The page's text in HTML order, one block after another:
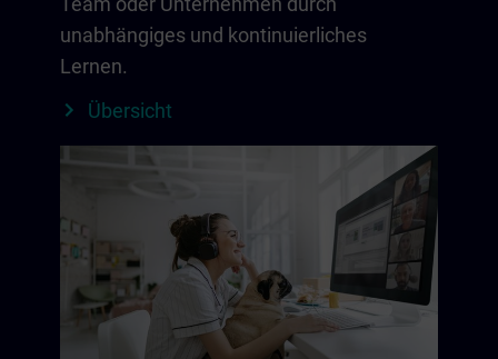
unabhängiges und kontinuierliches
Lernen.
Übersicht